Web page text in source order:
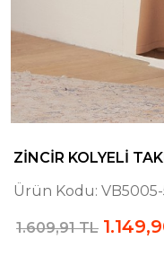
ZINCIR KOLYELI
Ürün Kodu: VB5005-
1.609,91 TL